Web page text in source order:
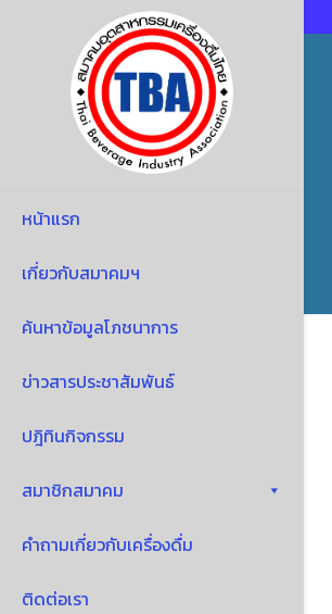
หน้าแรก
เกี่ยวกับสมาคมฯ
ค้นหาข้อมูลโภชนาการ
ข่าวสารประชาสัมพันธ์
ปฎิทินกิจกรรม
สมาชิกสมาคม
คำถามเกี่ยวกับเครื่องดื่ม
ติดต่อเรา